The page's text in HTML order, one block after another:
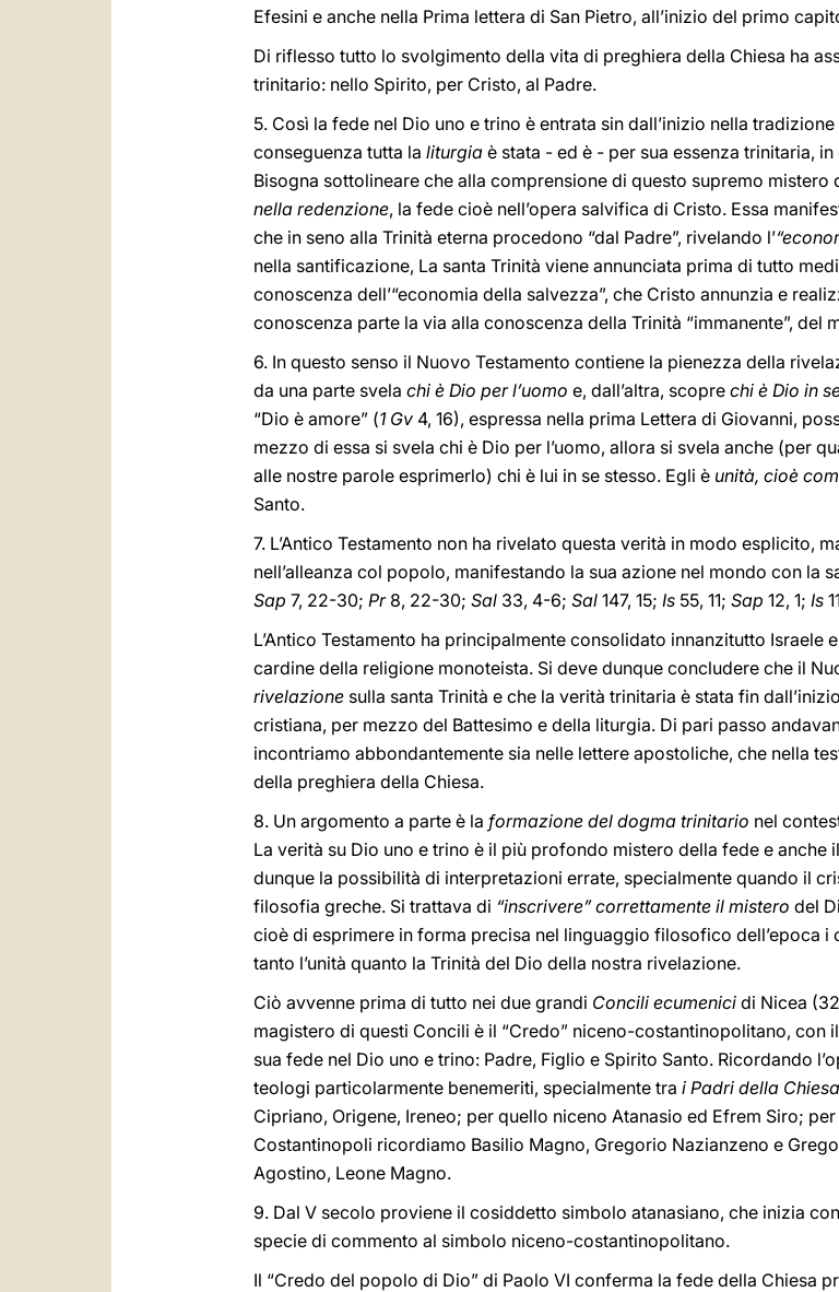
Efesini e anche nella Prima lettera di San Pietro, all’inizio del primo
Di riflesso tutto lo svolgimento della vita di preghiera della Chiesa ha
trinitario: nello Spirito, per Cristo, al Padre.
5. Così la fede nel Dio uno e trino è entrata sin dall’inizio nella
conseguenza tutta la liturgia è stata - ed è - per sua essenza trinitaria,
Bisogna sottolineare che alla comprensione di questo supremo mistero
nella redenzione, la fede cioè nell’opera salvifica di Cristo. Essa
che in seno alla Trinità eterna procedono “dal Padre”, rivelando l’
nella santificazione, La santa Trinità viene annunciata prima di tutto
conoscenza dell’“economia della salvezza”, che Cristo annunzia e
conoscenza parte la via alla conoscenza della Trinità “immanente”, del
6. In questo senso il Nuovo Testamento contiene la pienezza della
da una parte svela chi è Dio per l’uomo e, dall’altra, scopre chi è Dio in
“Dio è amore” (1 Gv 4, 16), espressa nella prima Lettera di Giovanni,
mezzo di essa si svela chi è Dio per l’uomo, allora si svela anche (per
alle nostre parole esprimerlo) chi è lui in se stesso. Egli è unità, cioè
Santo.
7. L’Antico Testamento non ha rivelato questa verità in modo esplicito,
nell’alleanza col popolo, manifestando la sua azione nel mondo con la
Sap 7, 22-30; Pr8, 22-30; Sal 33, 4-6; Sal 147, 15; Is 55, 11; Sap 12, 1; Is
L’Antico Testamento ha principalmente consolidato innanzitutto Israele
cardine della religione monoteista. Si deve dunque concludere che il
rivelazione sulla santa Trinità e che la verità trinitaria è stata fin
cristiana, per mezzo del Battesimo e della liturgia. Di pari passo
incontriamo abbondantemente sia nelle lettere apostoliche, che nella
della preghiera della Chiesa.
8. Un argomento a parte è la formazione del dogma trinitario nel
La verità su Dio uno e trino è il più profondo mistero della fede e
dunque la possibilità di interpretazioni errate, specialmente quando il
filosofia greche. Si trattava di “inscrivere” correttamente il mistero del
cioè di esprimere in forma precisa nel linguaggio filosofico dell’epoca
tanto l’unità quanto la Trinità del Dio della nostra rivelazione.
Ciò avvenne prima di tutto nei due grandi Concili ecumenici di Nicea
magistero di questi Concili è il “Credo” niceno-costantinopolitano, con
sua fede nel Dio uno e trino: Padre, Figlio e Spirito Santo. Ricordando
teologi particolarmente benemeriti, specialmente tra i Padri della Chiesa
Cipriano, Origene, Ireneo; per quello niceno Atanasio ed Efrem Siro;
Costantinopoli ricordiamo Basilio Magno, Gregorio Nazianzeno e
Agostino, Leone Magno.
9. Dal V secolo proviene il cosiddetto simbolo atanasiano, che inizia
specie di commento al simbolo niceno-costantinopolitano.
Il “Credo del popolo di Dio” di Paolo VI conferma la fede della Chiesa